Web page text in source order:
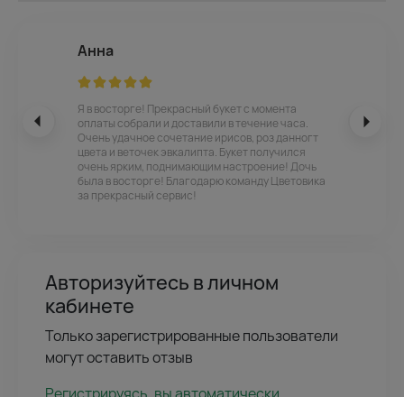
Анна
Я в восторге! Прекрасный букет с момента
оплаты собрали и доставили в течение часа.
Очень удачное сочетание ирисов, роз данногт
цвета и веточек эвкалипта. Букет получился
очень ярким, поднимающим настроение! Дочь
была в восторге! Благодарю команду Цветовика
за прекрасный сервис!
Авторизуйтесь в личном
кабинете
Только зарегистрированные пользователи
могут оставить отзыв